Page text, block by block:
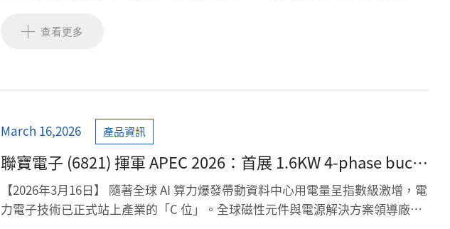
低軌衛星通訊是車載的地面接收站。
查看更多
March 16,2026 產品資訊
聯寶電子 (6821) 揮軍 APEC 2026：首展 1.6KW 4-phase buck
與 Matrix Inductor 技術，強勢佈局 AI 高階電源生態系
【2026年3月16日】 隨著全球 AI 算力爆發帶動資料中心用電量呈指數級激增，電
力電子技術已正式站上產業的「C 位」。全球磁性元件與電源解決方案領導廠商